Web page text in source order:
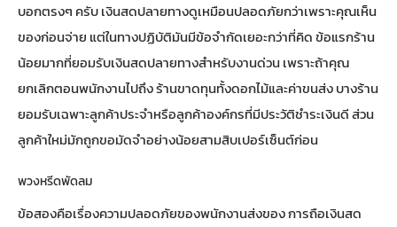
บอกตรงๆ ครับ เงินสดปลายทางดูเหมือนปลอดภัยกว่าเพราะคุณเห็น
ของก่อนจ่าย แต่ในทางปฏิบัติมันมีข้อจำกัดเยอะกว่าที่คิด ข้อแรกร้าน
น้อยมากที่ยอมรับเงินสดปลายทางสำหรับงานด่วน เพราะถ้าคุณ
ยกเลิกตอนพนักงานไปถึง ร้านขาดทุนทั้งดอกไม้และค่าขนส่ง บางร้าน
ยอมรับเฉพาะลูกค้าประจำหรือลูกค้าองค์กรที่มีประวัติชำระเงินดี ส่วน
ลูกค้าใหม่มักถูกขอมัดจำอย่างน้อยสามสิบเปอร์เซ็นต์ก่อน
พวงหรีดพัดลม
ข้อสองคือเรื่องความปลอดภัยของพนักงานส่งของ การถือเงินสด